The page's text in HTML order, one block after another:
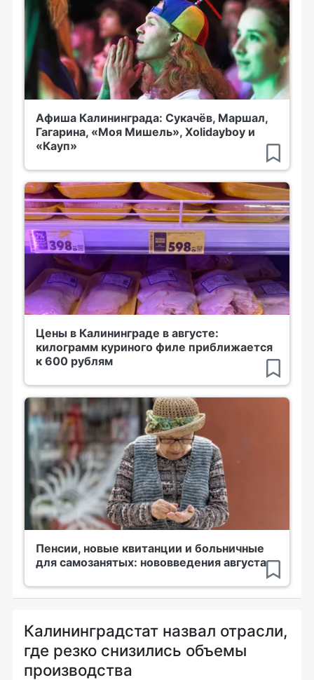
Афиша Калининграда: Сукачёв, Маршал,
Гагарина, «Моя Мишель», Xolidayboy и
«Кауп»
Цены в Калининграде в августе:
килограмм куриного филе приближается
к 600 рублям
Пенсии, новые квитанции и больничные
для самозанятых: нововведения августа
Калининградстат назвал отрасли,
где резко снизились объемы
производства